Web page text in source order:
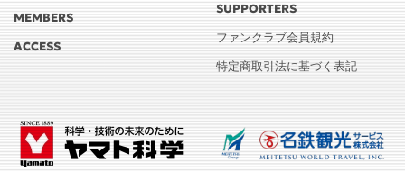
MEMBERS
ACCESS
SUPPORTERS
ファンクラブ会員規約
特定商取引法に基づく表記